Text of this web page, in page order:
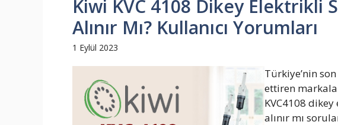
Kiwi KVC 4108 Dikey Elektrikli
Alınır Mı? Kullanıcı Yorumları
1 Eylül 2023
Türkiye’nin
ettiren
KVC4108
alınır mı